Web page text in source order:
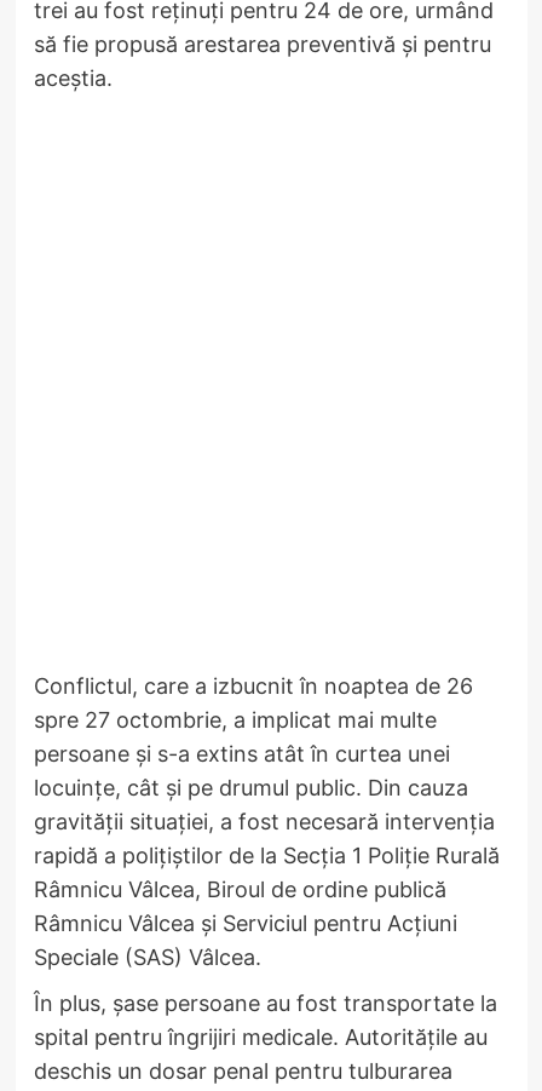
trei au fost reținuți pentru 24 de ore, urmând
să fie propusă arestarea preventivă și pentru
aceștia.
Conflictul, care a izbucnit în noaptea de 26
spre 27 octombrie, a implicat mai multe
persoane și s-a extins atât în curtea unei
locuințe, cât și pe drumul public. Din cauza
gravității situației, a fost necesară intervenția
rapidă a polițiștilor de la Secția 1 Poliție Rurală
Râmnicu Vâlcea, Biroul de ordine publică
Râmnicu Vâlcea și Serviciul pentru Acțiuni
Speciale (SAS) Vâlcea.
În plus, șase persoane au fost transportate la
spital pentru îngrijiri medicale. Autoritățile au
deschis un dosar penal pentru tulburarea